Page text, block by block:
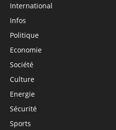
International
Infos
Politique
Economie
Société
Culture
Energie
Sécurité
Sports